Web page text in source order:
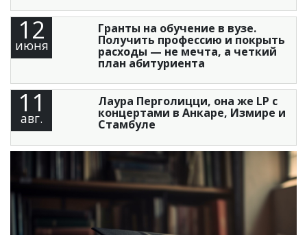
12
июня
Гранты на обучение в вузе.
Получить профессию и покрыть
расходы — не мечта, а четкий
план абитуриента
11
авг.
Лаура Перголицци, она же LP с
концертами в Анкаре, Измире и
Стамбуле